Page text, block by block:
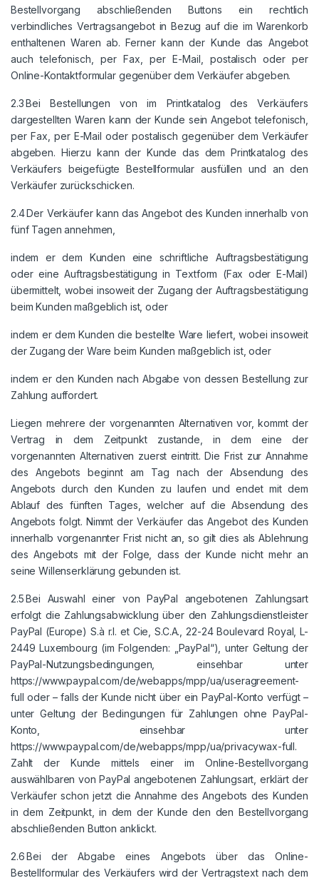
Bestellvorgang abschließenden Buttons ein rechtlich
verbindliches Vertragsangebot in Bezug auf die im Warenkorb
enthaltenen Waren ab. Ferner kann der Kunde das Angebot
auch telefonisch, per Fax, per E-Mail, postalisch oder per
Online-Kontaktformular gegenüber dem Verkäufer abgeben.
2.3 Bei Bestellungen von im Printkatalog des Verkäufers
dargestellten Waren kann der Kunde sein Angebot telefonisch,
per Fax, per E-Mail oder postalisch gegenüber dem Verkäufer
abgeben. Hierzu kann der Kunde das dem Printkatalog des
Verkäufers beigefügte Bestellformular ausfüllen und an den
Verkäufer zurückschicken.
2.4 Der Verkäufer kann das Angebot des Kunden innerhalb von
fünf Tagen annehmen,
indem er dem Kunden eine schriftliche Auftragsbestätigung
oder eine Auftragsbestätigung in Textform (Fax oder E-Mail)
übermittelt, wobei insoweit der Zugang der Auftragsbestätigung
beim Kunden maßgeblich ist, oder
indem er dem Kunden die bestellte Ware liefert, wobei insoweit
der Zugang der Ware beim Kunden maßgeblich ist, oder
indem er den Kunden nach Abgabe von dessen Bestellung zur
Zahlung auffordert.
Liegen mehrere der vorgenannten Alternativen vor, kommt der
Vertrag in dem Zeitpunkt zustande, in dem eine der
vorgenannten Alternativen zuerst eintritt. Die Frist zur Annahme
des Angebots beginnt am Tag nach der Absendung des
Angebots durch den Kunden zu laufen und endet mit dem
Ablauf des fünften Tages, welcher auf die Absendung des
Angebots folgt. Nimmt der Verkäufer das Angebot des Kunden
innerhalb vorgenannter Frist nicht an, so gilt dies als Ablehnung
des Angebots mit der Folge, dass der Kunde nicht mehr an
seine Willenserklärung gebunden ist.
2.5 Bei Auswahl einer von PayPal angebotenen Zahlungsart
erfolgt die Zahlungsabwicklung über den Zahlungsdienstleister
PayPal (Europe) S.à r.l. et Cie, S.C.A., 22-24 Boulevard Royal, L-
2449 Luxembourg (im Folgenden: „PayPal“), unter Geltung der
PayPal-Nutzungsbedingungen, einsehbar unter
https://www.paypal.com/de/webapps/mpp/ua/useragreement-
full oder – falls der Kunde nicht über ein PayPal-Konto verfügt –
unter Geltung der Bedingungen für Zahlungen ohne PayPal-
Konto, einsehbar unter
https://www.paypal.com/de/webapps/mpp/ua/privacywax-full.
Zahlt der Kunde mittels einer im Online-Bestellvorgang
auswählbaren von PayPal angebotenen Zahlungsart, erklärt der
Verkäufer schon jetzt die Annahme des Angebots des Kunden
in dem Zeitpunkt, in dem der Kunde den den Bestellvorgang
abschließenden Button anklickt.
2.6 Bei der Abgabe eines Angebots über das Online-
Bestellformular des Verkäufers wird der Vertragstext nach dem